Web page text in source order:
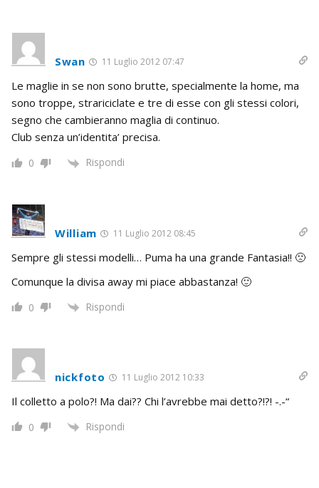
Swan 11 Luglio 2012 07:47
Le maglie in se non sono brutte, specialmente la home, ma
sono troppe, strariciclate e tre di esse con gli stessi colori,
segno che cambieranno maglia di continuo.
Club senza un’identita’ precisa.
0 Rispondi
William 11 Luglio 2012 08:45
Sempre gli stessi modelli… Puma ha una grande Fantasia!! 🙁
Comunque la divisa away mi piace abbastanza! 🙂
0 Rispondi
nickfoto 11 Luglio 2012 10:33
Il colletto a polo?! Ma dai?? Chi l’avrebbe mai detto?!?! -.-“
0 Rispondi